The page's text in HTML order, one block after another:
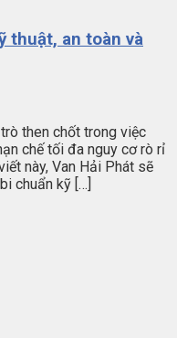
thuật, an toàn và
then chốt trong việc
chế tối đa nguy cơ rò rỉ
này, Van Hải Phát sẽ
chuẩn kỹ […]